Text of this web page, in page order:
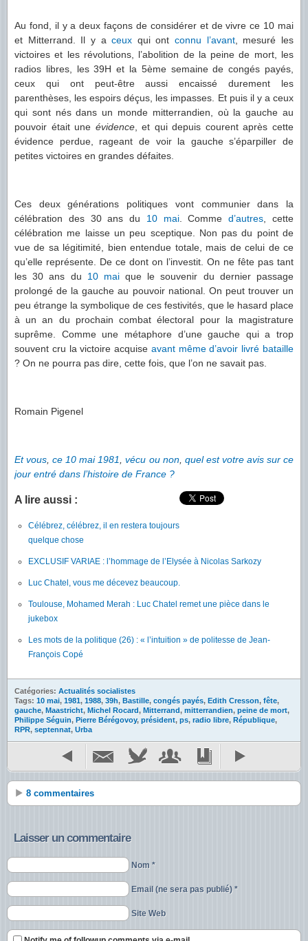
Au fond, il y a deux façons de considérer et de vivre ce 10 mai
et Mitterrand. Il y aceux qui ontconnu l’avant, mesuré les
victoires et les révolutions, l’abolition de la peine de mort, les
radios libres, les 39H et la 5ème semaine de congés payés,
ceux qui ont peut-être aussi encaissé durement les
parenthèses, les espoirs déçus, les impasses. Et puis il y a ceux
qui sont nés dans un monde mitterrandien, où la gauche au
pouvoir était une évidence, et qui depuis courent après cette
évidence perdue, rageant de voir la gauche s’éparpiller de
petites victoires en grandes défaites.
Ces deux générations politiques vont communier dans la
célébration des 30 ans du 10 mai. Commed’autres , cette
célébration me laisse un peu sceptique. Non pas du point de
vue de sa légitimité, bien entendue totale, mais de celui de ce
qu’elle représente. De ce dont on l’investit. On ne fête pas tant
les 30 ans du 10 maique le souvenir du dernier passage
prolongé de la gauche au pouvoir national. On peut trouver un
peu étrange la symbolique de ces festivités, que le hasard place
à un an du prochain combat électoral pour la magistrature
suprême. Comme une métaphore d’une gauche qui a trop
souvent cru la victoire acquise avant même d’avoir livré bataille
? On ne pourra pas dire, cette fois, que l’on ne savait pas.
Romain Pigenel
Et vous ,ce 10 mai 1981 ,vécu ou non, quel est votre avis sur ce
jour entré dans l’histoire de France ?
A lire aussi :
Célébrez, célébrez, il en restera toujours
quelque chose
EXCLUSIF VARIAE : l’hommage de l’Elysée à Nicolas Sarkozy
Luc Chatel, vous me décevez beaucoup.
Toulouse, Mohamed Merah : Luc Chatel remet une pièce dans le
jukebox
Les mots de la politique (26) : « l’intuition » de politesse de Jean-
François Copé
Catégories: Actualités socialistes
Tags: 10 mai, 1981, 1988, 39h, Bastille, congés payés, Edith Cresson, fête,
gauche, Maastricht, Michel Rocard, Mitterrand, mitterrandien, peine de mort,
Philippe Séguin, Pierre Bérégovoy, président, ps, radio libre, République,
RPR, septennat, Urba
8 commentaires
Laisser un commentaire
Nom *
Email (ne sera pas publié) *
Site Web